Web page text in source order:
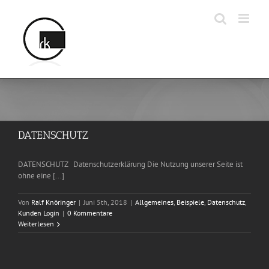
springen
DATENSCHUTZ
DATENSCHUTZ Datenschutzerklärung Die Nutzung unserer Seite ist
ohne eine [...]
Von Ralf Knöringer | Juni 5th, 2018 | Allgemeines, Beispiele, Datenschutz,
Kunden Login | 0 Kommentare
Weiterlesen